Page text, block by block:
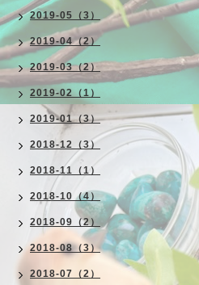
2019-05（3）
2019-04（2）
2019-03（2）
2019-02（1）
2019-01（3）
2018-12（3）
2018-11（1）
2018-10（4）
2018-09（2）
2018-08（3）
2018-07（2）